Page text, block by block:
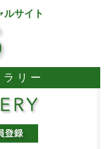
ルサイト
リー